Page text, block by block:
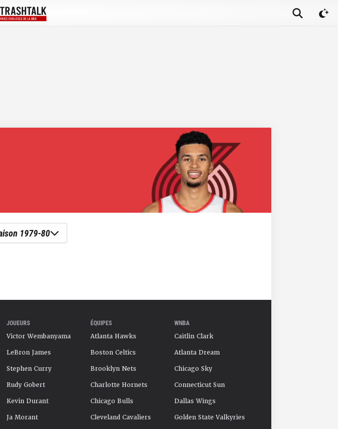
1979-80
JOUEURS
Victor Wembanyama
LeBron James
Stephen Curry
Rudy Gobert
Kevin Durant
Ja Morant
ÉQUIPES
Atlanta Hawks
Boston Celtics
Brooklyn Nets
Charlotte Hornets
Chicago Bulls
Cleveland Cavaliers
WNBA
Caitlin Clark
Atlanta Dream
Chicago Sky
Connecticut Sun
Dallas Wings
Golden State Valkyries